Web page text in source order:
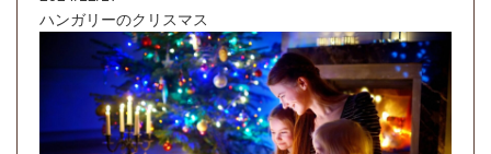
ハンガリーのクリスマス